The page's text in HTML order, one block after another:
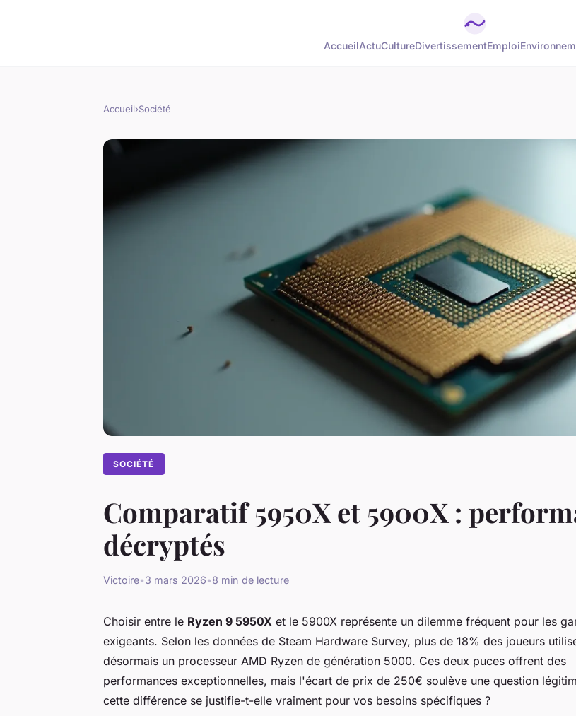
AccueilActuCultureDivertissementEmploi
Accueil›Société
SOCIÉTÉ
Comparatif 5950X et 5900X :
décryptés
Victoire•3 mars 2026•8 min de lecture
Choisir entre le Ryzen 9 5950X et le 5900X représente un dilemme fréquent pour les
exigeants. Selon les données de Steam Hardware Survey, plus de 18% des joueurs
désormais un processeur AMD Ryzen de génération 5000. Ces deux puces offrent des
performances exceptionnelles, mais l'écart de prix de 250€ soulève une question
cette différence se justifie-t-elle vraiment pour vos besoins spécifiques ?